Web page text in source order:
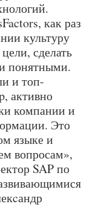
как раз
культуру
сделать
понятными.
и топ-
активно
компании и
Это
языке и
вопросам»,
SAP по